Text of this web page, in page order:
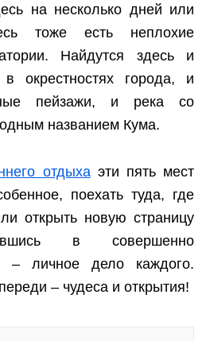
на несколько дней или
тоже есть неплохие
Найдутся здесь и
в окрестностях города, и
пейзажи, и река со
названием Кума.
отдыхаэти пять мест
поехать туда, где
открыть новую страницу
в совершенно
– личное дело каждого.
– чудеса и открытия!